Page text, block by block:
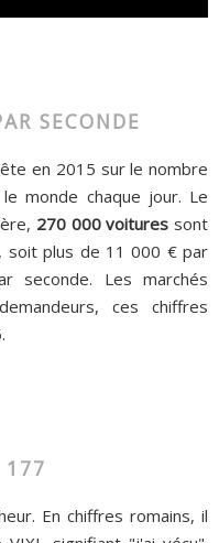
SECONDE
en 2015 sur le nombre
monde chaque jour. Le
270 000 voitures sont
soit plus de 11 000 € par
Les marchés
ces chiffres
177
En chiffres romains, il